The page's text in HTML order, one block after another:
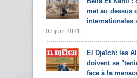
met au dessus
internationales
07 juin 2021 |
El Djeïch: les
doivent se
face à la